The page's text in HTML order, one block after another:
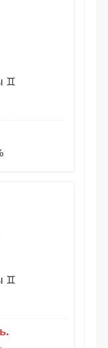
♊
♊